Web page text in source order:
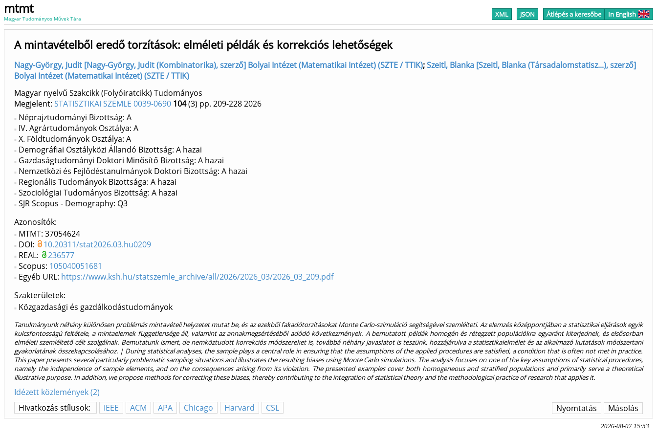
mtmt
Magyar Tudományos Művek Tára XML JSON Átlépés a keresőbe In English
A mintavételből eredő torzítások: elméleti példák és korrekciós lehetőségek
Nagy-György, Judit [Nagy-György, Judit (Kombinatorika), szerző] Bolyai Intézet (Matematikai Intézet) (SZTE / TTIK);Szeitl, Blanka [Szeitl, Blanka (Társadalomstatisz...), szerző]
Bolyai Intézet (Matematikai Intézet) (SZTE / TTIK)
Magyar nyelvű Szakcikk (Folyóiratcikk) Tudományos
Megjelent: STATISZTIKAI SZEMLE 0039-0690 104(3) pp. 209-2282026
Néprajztudományi Bizottság: A
IV. Agrártudományok Osztálya: A
X. Földtudományok Osztálya: A
Demográfiai Osztályközi Állandó Bizottság: A hazai
Gazdaságtudományi Doktori Minősítő Bizottság: A hazai
Nemzetközi és Fejlődéstanulmányok Doktori Bizottság: A hazai
Regionális Tudományok Bizottsága: A hazai
Szociológiai Tudományos Bizottság: A hazai
SJR Scopus - Demography: Q3
Azonosítók
MTMT: 37054624
DOI:
10.20311/stat2026.03.hu0209
REAL:
236577
Scopus: 105040051681
Egyéb URL: https://www.ksh.hu/statszemle_archive/all/2026/2026_03/2026_03_209.pdf
Szakterületek:
Közgazdasági és gazdálkodástudományok
Tanulmányunk néhány különösen problémás mintavételi helyzetet mutat be, és az ezekből fakadótorzításokat Monte Carlo-szimuláció segítségével szemlélteti. Az elemzés középpontjában a statisztikai eljárások egyik
kulcsfontosságú feltétele, a mintaelemek függetlensége áll, valamint az annakmegsértéséből adódó következmények. A bemutatott példák homogén és rétegzett populációkra egyaránt kiterjednek, és elsősorban
elméleti szemléltető célt szolgálnak. Bemutatunk ismert, de nemköztudott korrekciós módszereket is, továbbá néhány javaslatot is teszünk, hozzájárulva a statisztikaielmélet és az alkalmazó kutatások módszertani
gyakorlatának összekapcsolásához. | During statistical analyses, the sample plays a central role in ensuring that the assumptions of the applied procedures are satisfied, a condition that is often not met in practice.
This paper presents several particularly problematic sampling situations and illustrates the resulting biases using Monte Carlo simulations. The analysis focuses on one of the key assumptions of statistical procedures,
namely the independence of sample elements, and on the consequences arising from its violation. The presented examples cover both homogeneous and stratified populations and primarily serve a theoretical
illustrative purpose. In addition, we propose methods for correcting these biases, thereby contributing to the integration of statistical theory and the methodological practice of research that applies it.
Idézett közlemények (2)
Hivatkozás stílusok:
IEEE ACM APA Chicago Harvard CSL Másolás
Nyomtatás
2026-08-07 15:53